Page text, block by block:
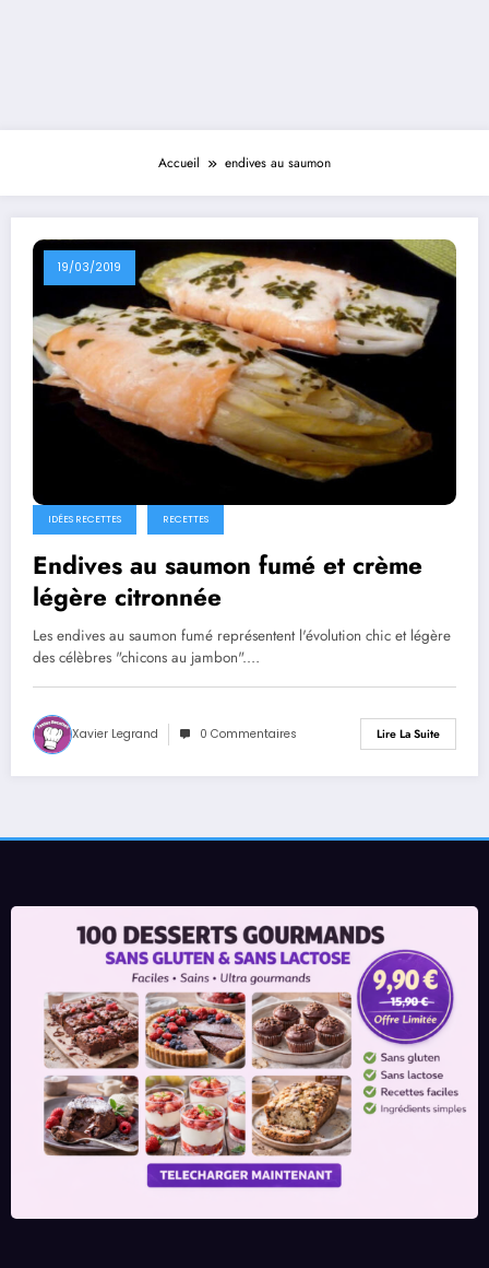
Accueil endives au saumon
19/03/2019
IDÉES RECETTES RECETTES
Endives au saumon fumé et crème
légère citronnée
Les endives au saumon fumé représentent l'évolution chic et légère
des célèbres "chicons au jambon".…
Xavier Legrand 0 Commentaires Lire La Suite